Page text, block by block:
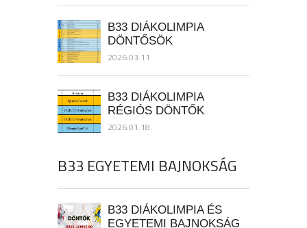
B33 DIÁKOLIMPIA
DÖNTŐSÖK
2026.03.11.
B33 DIÁKOLIMPIA
RÉGIÓS DÖNTŐK
2026.01.18.
B33 EGYETEMI BAJNOKSÁG
B33 DIÁKOLIMPIA ÉS
EGYETEMI BAJNOKSÁG